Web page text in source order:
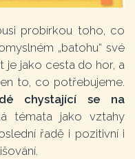
probírkou toho, co
„batohu“ své
je jako cesta do hor, a
to, co potřebujeme.
chystající se na
témata jako vztahy
řadě i pozitivní i